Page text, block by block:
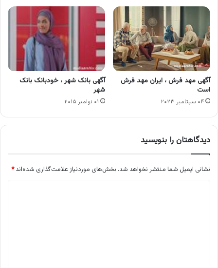
آگهی مهد فرش ، ایران مهد فرش
است
۰۴ سپتامبر ۲۰۲۳
آگهی بانک شهر ، خودبانک بانک
شهر
۰۱ نوامبر ۲۰۱۵
دیدگاهتان را بنویسید
نشانی ایمیل شما منتشر نخواهد شد. بخش‌های موردنیاز علامت‌گذاری شده‌اند*